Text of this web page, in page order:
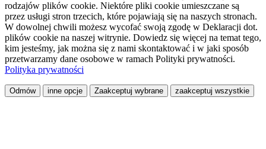
rodzajów plików cookie. Niektóre pliki cookie umieszczane są
przez usługi stron trzecich, które pojawiają się na naszych stronach.
W dowolnej chwili możesz wycofać swoją zgodę w Deklaracji dot.
plików cookie na naszej witrynie. Dowiedz się więcej na temat tego,
kim jesteśmy, jak można się z nami skontaktować i w jaki sposób
przetwarzamy dane osobowe w ramach Polityki prywatności.
Polityka prywatności
Odmów inne opcje Zaakceptuj wybrane zaakceptuj wszystkie